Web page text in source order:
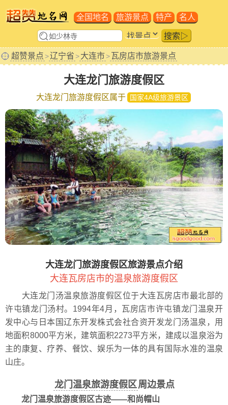
全国地名 旅游景点 特产 名人
搜索▷
超赞景点>辽宁省>大连市>瓦房店市旅游景点
大连龙门旅游度假区
大连龙门旅游度假区属于 国家4A级旅游景区
大连龙门旅游度假区旅游景点介绍
大连瓦房店市的温泉旅游度假区
大连龙门汤温泉旅游度假区位于大连瓦房店市最北部的
许屯镇龙门汤村。1994年4月，瓦房店市许屯镇龙门温泉开
发中心与日本国辽东开发株式会社合资开发龙门汤温泉，用
地面积8000平方米，建筑面积2273平方米，建成以温泉浴为
主的康复、疗养、餐饮、娱乐为一体的具有国际水准的温泉
山庄。
龙门温泉旅游度假区周边景点
龙门温泉旅游度假区古迹——和尚帽山